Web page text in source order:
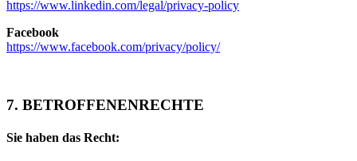
https://www.linkedin.com/legal/privacy-policy
Facebook
https://www.facebook.com/privacy/policy/
7. BETROFFENENRECHTE
Sie haben das Recht: